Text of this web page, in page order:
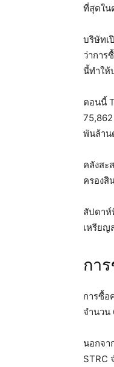
ที่สุดใน
บริษัทเ
ว่าการ
นี้ทำให้
ตอนนี้
พันล้าน
คลังสะ
ครองสิ
สัปดาห์
เหรียญ
กา
การซื้อ
จำนวน
นอกจา
STRC